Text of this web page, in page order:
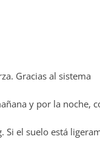
Gracias al sistema
y por la noche,
Si el suelo está